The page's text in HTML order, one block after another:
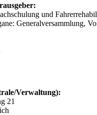
und
Generalversammlung,
Verwaltung):
21